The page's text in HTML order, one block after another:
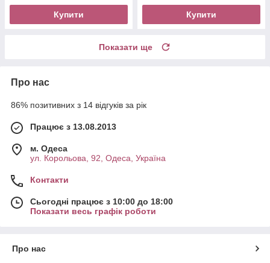
Купити Купити
Показати ще
Про нас
86% позитивних з 14 відгуків за рік
Працює з 13.08.2013
м. Одеса
ул. Корольова, 92, Одеса, Україна
Контакти
Сьогодні працює з 10:00 до 18:00
Показати весь графік роботи
Про нас